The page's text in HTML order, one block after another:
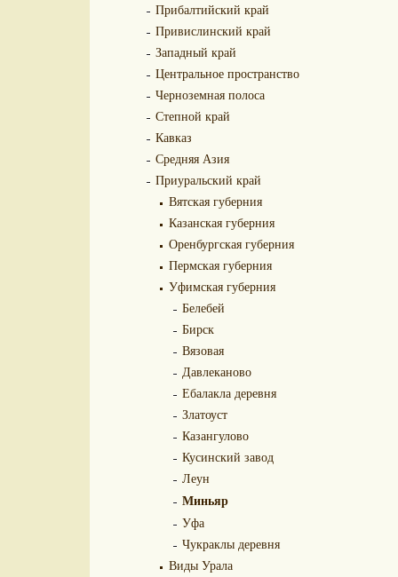
Прибалтийский край
Привислинский край
Западный край
Центральное пространство
Черноземная полоса
Степной край
Кавказ
Средняя Азия
Приуральский край
Вятская губерния
Казанская губерния
Оренбургская губерния
Пермская губерния
Уфимская губерния
Белебей
Бирск
Вязовая
Давлеканово
Ебалакла деревня
Златоуст
Казангулово
Кусинский завод
Леун
Миньяр
Уфа
Чукраклы деревня
Виды Урала